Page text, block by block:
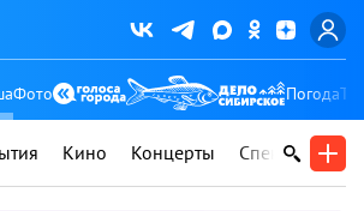
Фото Погода
Кино Концерты Спектакли